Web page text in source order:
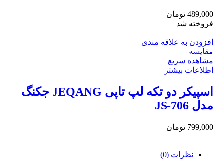
489,000 تومان
فروخته شد
افزودن به علاقه مندی
مقایسه
مشاهده سریع
اطلاعات بیشتر
اسپیکر دو تکه لپ تاپی JEQANG جکنگ
مدل JS-706
799,000 تومان
نظرات (0)